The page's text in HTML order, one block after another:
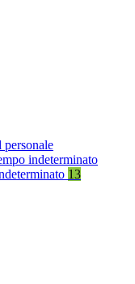
personale
indeterminato
13